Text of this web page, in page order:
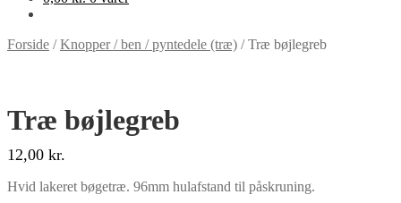
Forside /Knopper / ben / pyntedele (træ) /Træ bøjlegreb
Træ bøjlegreb
12,00 kr.
Hvid lakeret bøgetræ. 96mm hulafstand til påskruning.